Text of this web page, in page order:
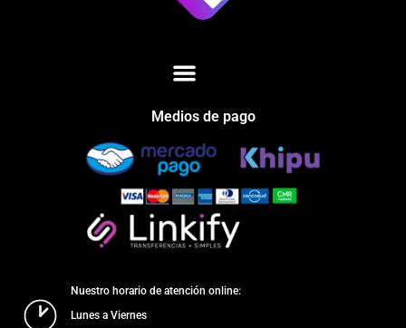
Medios de pago
Nuestro horario de atención online:
Lunes a Viernes